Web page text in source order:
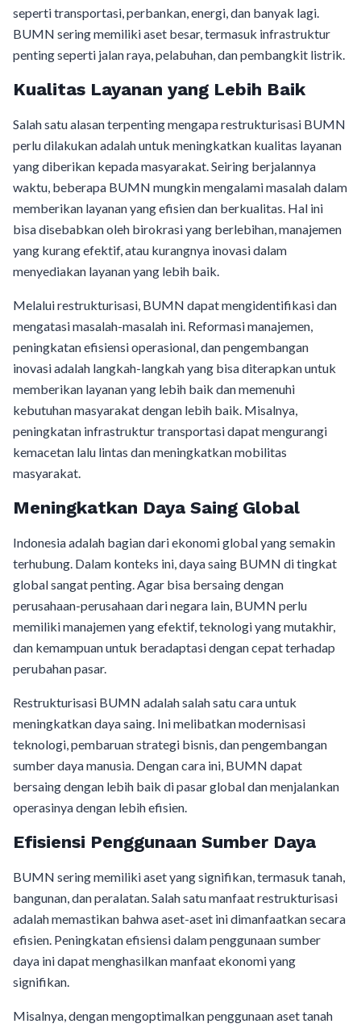
seperti transportasi, perbankan, energi, dan banyak lagi.
BUMN sering memiliki aset besar, termasuk infrastruktur
penting seperti jalan raya, pelabuhan, dan pembangkit listrik.
Kualitas Layanan yang Lebih Baik
Salah satu alasan terpenting mengapa restrukturisasi BUMN
perlu dilakukan adalah untuk meningkatkan kualitas layanan
yang diberikan kepada masyarakat. Seiring berjalannya
waktu, beberapa BUMN mungkin mengalami masalah dalam
memberikan layanan yang efisien dan berkualitas. Hal ini
bisa disebabkan oleh birokrasi yang berlebihan, manajemen
yang kurang efektif, atau kurangnya inovasi dalam
menyediakan layanan yang lebih baik.
Melalui restrukturisasi, BUMN dapat mengidentifikasi dan
mengatasi masalah-masalah ini. Reformasi manajemen,
peningkatan efisiensi operasional, dan pengembangan
inovasi adalah langkah-langkah yang bisa diterapkan untuk
memberikan layanan yang lebih baik dan memenuhi
kebutuhan masyarakat dengan lebih baik. Misalnya,
peningkatan infrastruktur transportasi dapat mengurangi
kemacetan lalu lintas dan meningkatkan mobilitas
masyarakat.
Meningkatkan Daya Saing Global
Indonesia adalah bagian dari ekonomi global yang semakin
terhubung. Dalam konteks ini, daya saing BUMN di tingkat
global sangat penting. Agar bisa bersaing dengan
perusahaan-perusahaan dari negara lain, BUMN perlu
memiliki manajemen yang efektif, teknologi yang mutakhir,
dan kemampuan untuk beradaptasi dengan cepat terhadap
perubahan pasar.
Restrukturisasi BUMN adalah salah satu cara untuk
meningkatkan daya saing. Ini melibatkan modernisasi
teknologi, pembaruan strategi bisnis, dan pengembangan
sumber daya manusia. Dengan cara ini, BUMN dapat
bersaing dengan lebih baik di pasar global dan menjalankan
operasinya dengan lebih efisien.
Efisiensi Penggunaan Sumber Daya
BUMN sering memiliki aset yang signifikan, termasuk tanah,
bangunan, dan peralatan. Salah satu manfaat restrukturisasi
adalah memastikan bahwa aset-aset ini dimanfaatkan secara
efisien. Peningkatan efisiensi dalam penggunaan sumber
daya ini dapat menghasilkan manfaat ekonomi yang
signifikan.
Misalnya, dengan mengoptimalkan penggunaan aset tanah